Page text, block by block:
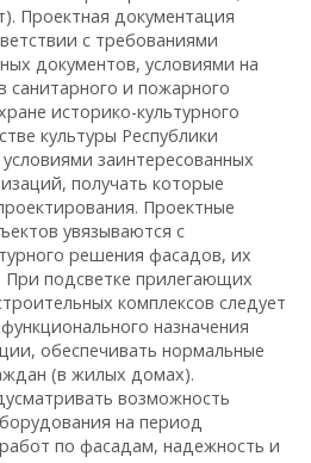
Проектная документация
с требованиями
документов, условиями на
санитарного и пожарного
историко-культурного
культуры Республики
заинтересованных
получать которые
Проектные
увязываются с
решения фасадов, их
подсветке прилегающих
комплексов следует
назначения
обеспечивать нормальные
(в жилых домах).
возможность
на период
по фасадам, надежность и